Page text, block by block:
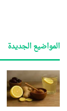
المواضيع الجديدة